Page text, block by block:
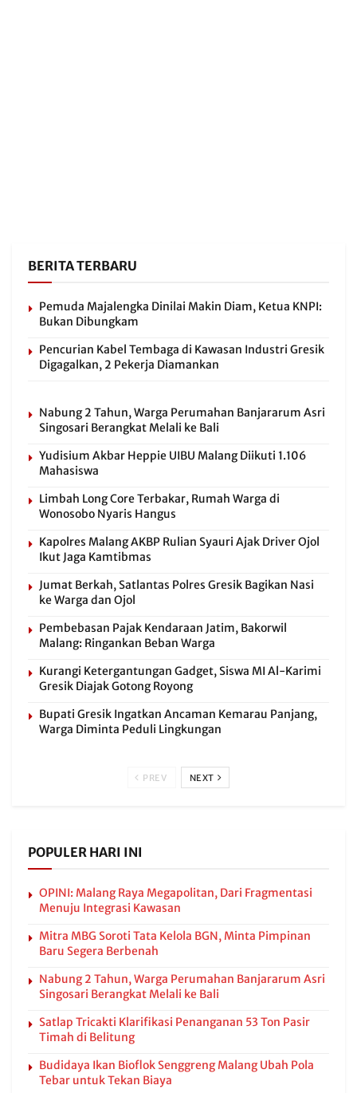
BERITA TERBARU
Pemuda Majalengka Dinilai Makin Diam, Ketua KNPI:
Bukan Dibungkam
Pencurian Kabel Tembaga di Kawasan Industri Gresik
Digagalkan, 2 Pekerja Diamankan
Nabung 2 Tahun, Warga Perumahan Banjararum Asri
Singosari Berangkat Melali ke Bali
Yudisium Akbar Heppie UIBU Malang Diikuti 1.106
Mahasiswa
Limbah Long Core Terbakar, Rumah Warga di
Wonosobo Nyaris Hangus
Kapolres Malang AKBP Rulian Syauri Ajak Driver Ojol
Ikut Jaga Kamtibmas
Jumat Berkah, Satlantas Polres Gresik Bagikan Nasi
ke Warga dan Ojol
Pembebasan Pajak Kendaraan Jatim, Bakorwil
Malang: Ringankan Beban Warga
Kurangi Ketergantungan Gadget, Siswa MI Al-Karimi
Gresik Diajak Gotong Royong
Bupati Gresik Ingatkan Ancaman Kemarau Panjang,
Warga Diminta Peduli Lingkungan
PREV NEXT
POPULER HARI INI
OPINI: Malang Raya Megapolitan, Dari Fragmentasi
Menuju Integrasi Kawasan
Mitra MBG Soroti Tata Kelola BGN, Minta Pimpinan
Baru Segera Berbenah
Nabung 2 Tahun, Warga Perumahan Banjararum Asri
Singosari Berangkat Melali ke Bali
Satlap Tricakti Klarifikasi Penanganan 53 Ton Pasir
Timah di Belitung
Budidaya Ikan Bioflok Senggreng Malang Ubah Pola
Tebar untuk Tekan Biaya